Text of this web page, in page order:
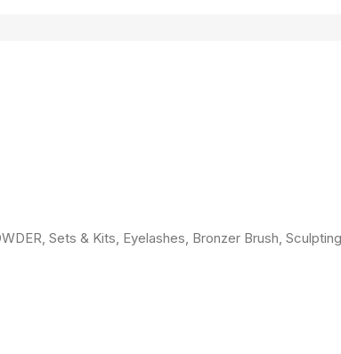
Sets & Kits, Eyelashes, Bronzer Brush,